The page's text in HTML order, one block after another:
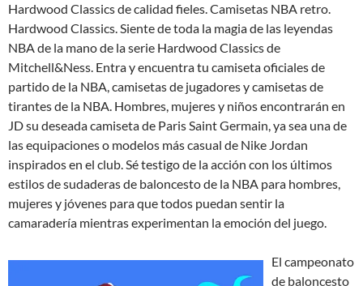
Hardwood Classics de calidad fieles. Camisetas NBA retro.
Hardwood Classics. Siente de toda la magia de las leyendas
NBA de la mano de la serie Hardwood Classics de
Mitchell&Ness. Entra y encuentra tu camiseta oficiales de
partido de la NBA, camisetas de jugadores y camisetas de
tirantes de la NBA. Hombres, mujeres y niños encontrarán en
JD su deseada camiseta de Paris Saint Germain, ya sea una de
las equipaciones o modelos más casual de Nike Jordan
inspirados en el club. Sé testigo de la acción con los últimos
estilos de sudaderas de baloncesto de la NBA para hombres,
mujeres y jóvenes para que todos puedan sentir la
camaradería mientras experimentan la emoción del juego.
El campeonato
de baloncesto